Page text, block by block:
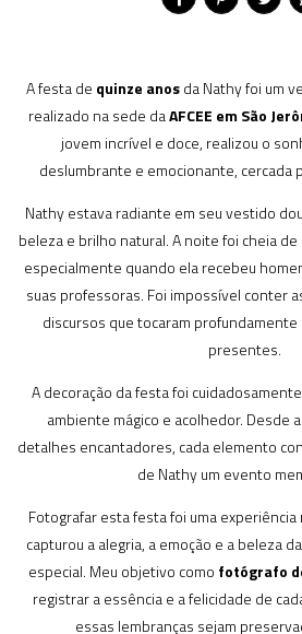
A festa de quinze anosda Nathy foi um
realizado na sede daAFCEE em São
jovem incrível e doce, realizou o
deslumbrante e emocionante, cercada
Nathy estava radiante em seu vestido
beleza e brilho natural. A noite foi cheia
especialmente quando ela recebeu
suas professoras. Foi impossível conter
discursos que tocaram
presentes.
A decoração da festa foi
ambiente mágico e acolhedor. Desde
detalhes encantadores, cada elemento
de Nathy um evento
Fotografar esta festa foi uma experiência
capturou a alegria, a emoção e a beleza
especial. Meu objetivo como fotógrafo
registrar a essência e a felicidade de
essas lembranças sejam